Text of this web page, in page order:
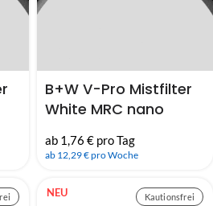
B+W V-Pro Mistfilter
White MRC nano
72mm, 77mm,
ab 1,76 € pro Tag
ab 12,29 € pro Woche
NEU Kautionsfrei